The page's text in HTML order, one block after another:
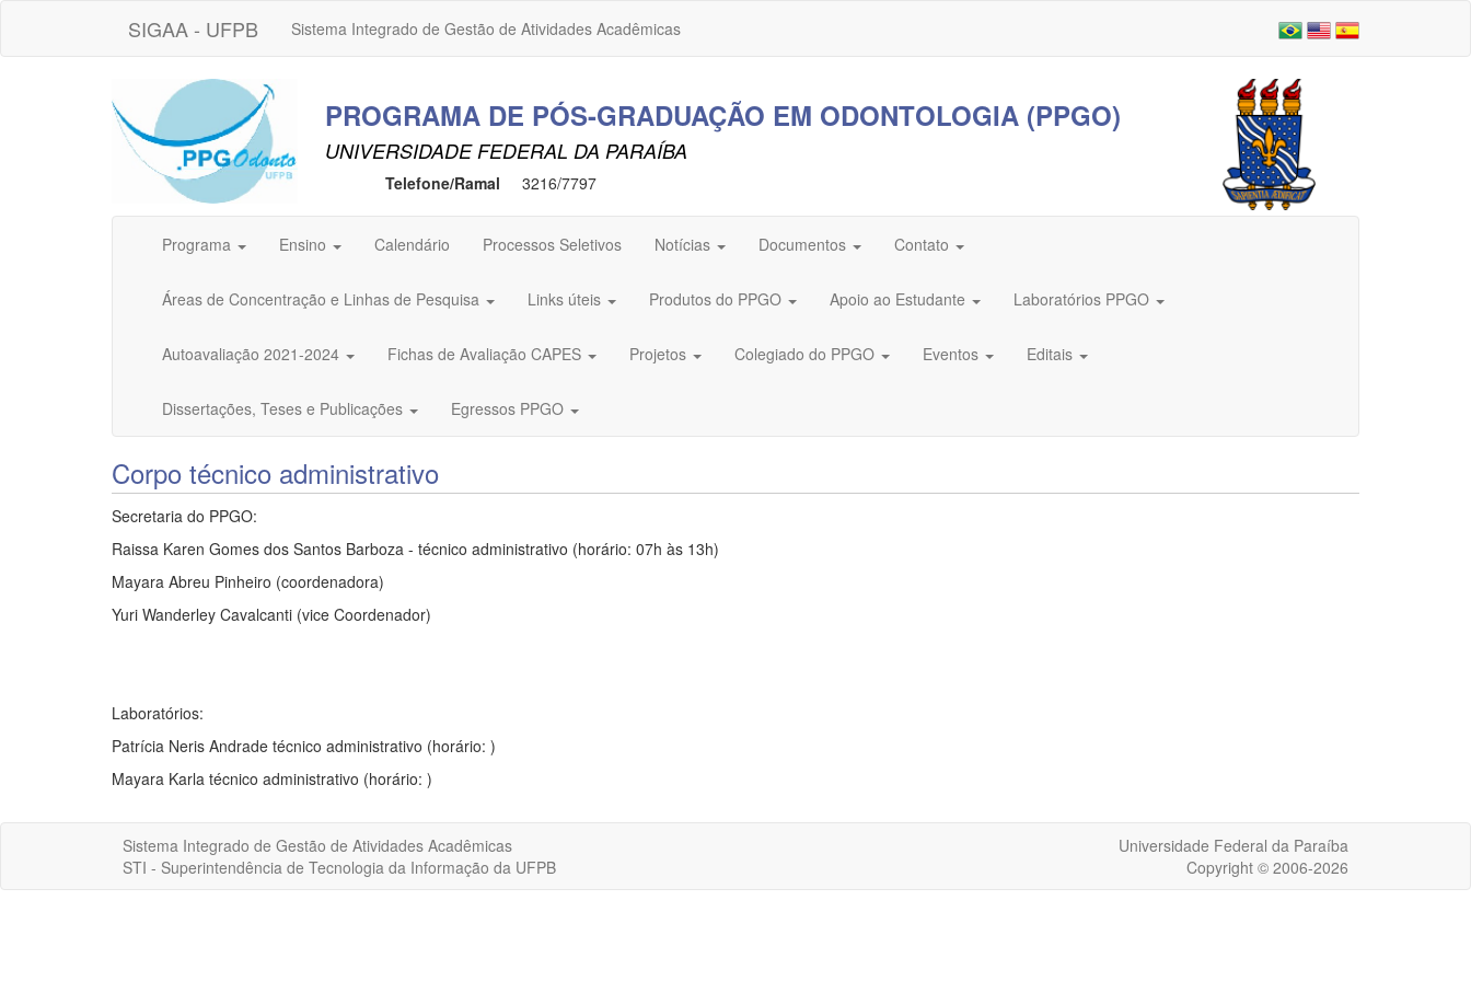
SIGAA - UFPB Sistema Integrado de Gestão de Atividades Acadêmicas
PROGRAMA DE PÓS-GRADUAÇÃO EM ODONTOLOGIA (PPGO)
UNIVERSIDADE FEDERAL DA PARAÍBA
Telefone/Ramal 3216/7797
Programa Ensino Calendário Processos Seletivos Notícias Documentos Contato
Áreas de Concentração e Linhas de Pesquisa Links úteis Produtos do PPGO Apoio ao Estudante Laboratórios PPGO
Autoavaliação 2021-2024 Fichas de Avaliação CAPES Projetos Colegiado do PPGO Eventos Editais
Dissertações, Teses e Publicações Egressos PPGO
Corpo técnico administrativo
Secretaria do PPGO:
Raissa Karen Gomes dos Santos Barboza - técnico administrativo (horário: 07h às 13h)
Mayara Abreu Pinheiro (coordenadora)
Yuri Wanderley Cavalcanti (vice Coordenador)
Laboratórios:
Patrícia Neris Andrade técnico administrativo (horário: )
Mayara Karla técnico administrativo (horário: )
Sistema Integrado de Gestão de Atividades Acadêmicas
STI - Superintendência de Tecnologia da Informação da UFPB
Universidade Federal da Paraíba
Copyright © 2006-2026